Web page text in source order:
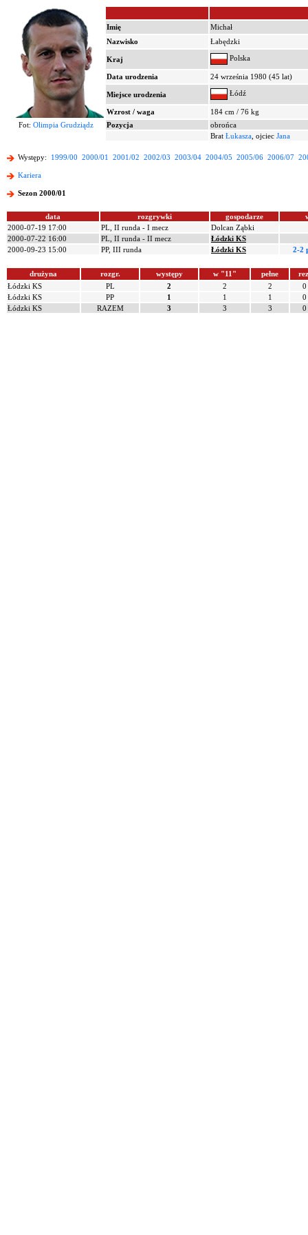
Imię
Michał
Nazwisko
Łabędzki
Kraj Polska
Data urodzenia 24 września 1980 (45 lat)
Miejsce urodzenia Łódź
Wzrost / waga
184 cm / 76 kg
Fot: Olimpia Grudziądz Pozycja
obrońca
Brat Łukasza , ojciec Jana
Występy: 1999/00 2000/01 2001/02 2002/03 2003/04 2004/05 2005/06 2006/07
Kariera
Sezon 2000/01
data rozgrywki gospodarze
2000-07-19 17:00
PL, II runda - I mecz
Dolcan Ząbki
2000-07-22 16:00
PL, II runda - II mecz
Łódzki KS
2000-09-23 15:00
PP, III runda Łódzki KS 2-2
drużyna rozgr. występy w "11" pełne
Łódzki KS
PL 2 2 2
0
Łódzki KS
PP 1 1 1
0
Łódzki KS
RAZEM 3 3 3 0